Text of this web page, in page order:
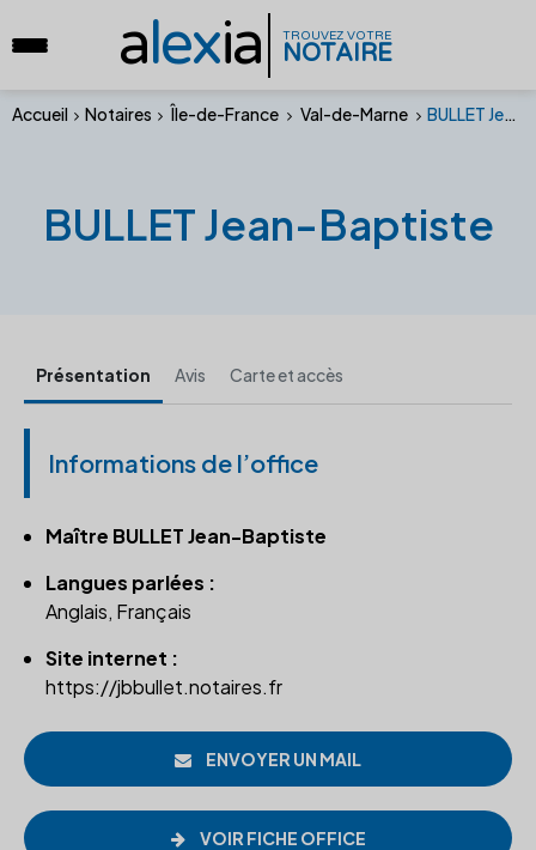
alexia TROUVEZ VOTRE
NOTAIRE
Accueil Notaires Île-de-France Val-de-Marne BULLET Jean-Baptiste
BULLET Jean-Baptiste
Présentation Avis Carte et accès
Informations de l’office
Maître BULLET Jean-Baptiste
Langues parlées :
Anglais, Français
Site internet :
https://jbbullet.notaires.fr
ENVOYER UN MAIL
VOIR FICHE OFFICE